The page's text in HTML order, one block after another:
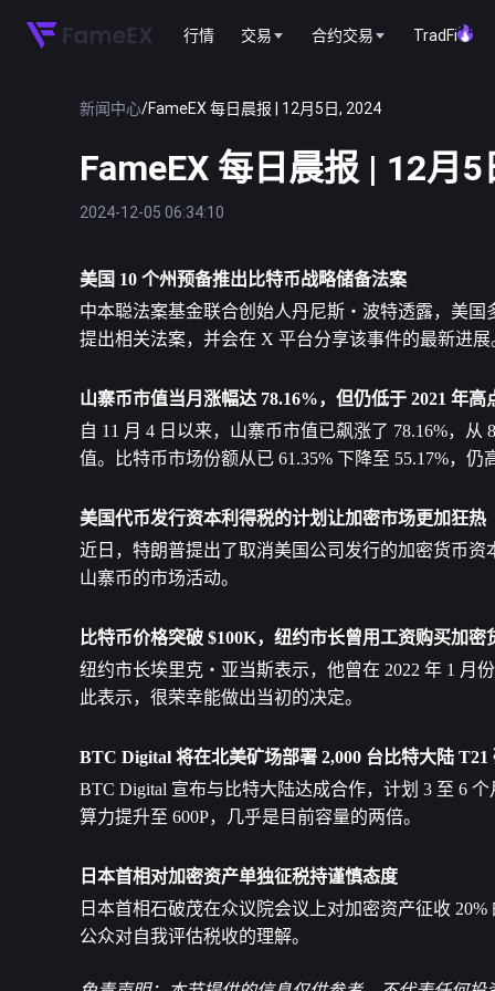
行情 交易 合约交易 TradFi
新闻中心/FameEX 每日晨报 | 12月5日, 2024
FameEX 每日晨报 | 12月
2024-12-05 06:34:10
美国 10 个州预备推出 比特币战略储备法案
中本聪法案基金联合创始人丹尼斯・波特透露，美
提出相关法案，并会在 X 平台分享该事件的最新进展
山寨币市值当月涨幅达 78.16%，但仍低于 2021 年高
自 11 月 4 日以来，山寨币市值已飙涨了 78.16%，
值。比特币市场份额从已 61.35% 下降至 55.17%，仍
美国代币发行资本利得税的计划让加密市场更加狂热
近日，特朗普提出了取消美国公司发行的加密货币
山寨币的市场活动。
比特币价格突破 $100K，纽约市长曾用工资购买加密
纽约市长埃里克・亚当斯表示，他曾在 2022 年 1 月
此表示，很荣幸能做出当初的决定。
BTC Digital 将在北美矿场部署 2,000 台比特大陆 T21
BTC Digital 宣布与比特大陆达成合作，计划 3 至 6
算力提升至 600P，几乎是目前容量的两倍。
日本首相对加密资产单独征税持谨慎态度
日本首相石破茂在众议院会议上对加密资产征收
公众对自我评估税收的理解。